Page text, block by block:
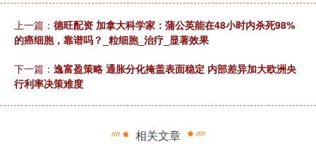
上一篇： 德旺配资 加拿大科学家：蒲公英能在48小时内杀死98%
的癌细胞，靠谱吗？_粒细胞_治疗_显著效果
下一篇： 逸富盈策略 通胀分化掩盖表面稳定 内部差异加大欧洲央
行利率决策难度
相关文章